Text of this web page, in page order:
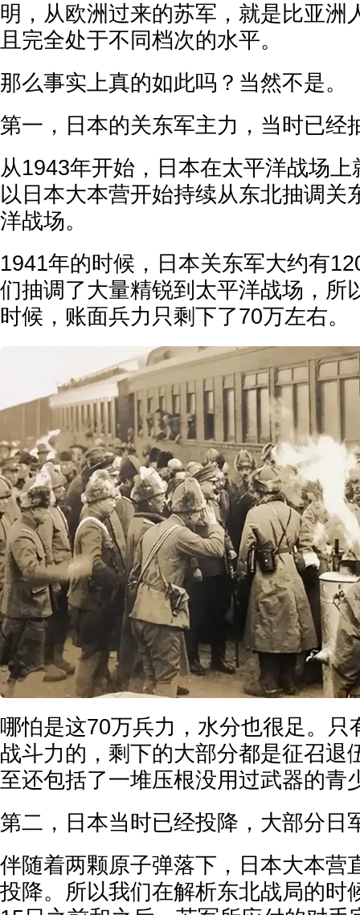
明，从欧洲过来的苏军，就是比亚洲
且完全处于不同档次的水平。
那么事实上真的如此吗？当然不是。
第一，日本的关东军主力，当时已经
从1943年开始，日本在太平洋战场
以日本大本营开始持续从东北抽调关
洋战场。
1941年的时候，日本关东军大约有
们抽调了大量精锐到太平洋战场，所
时候，账面兵力只剩下了70万左右。
哪怕是这70万兵力，水分也很足。只
战斗力的，剩下的大部分都是征召退
至还包括了一堆压根没用过武器的青
第二，日本当时已经投降，大部分日
伴随着两颗原子弹落下，日本大本营
投降。所以我们在解析东北战局的时